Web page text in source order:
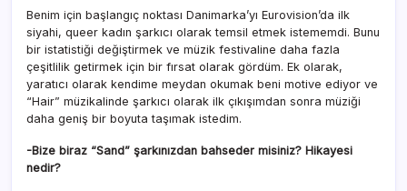
Benim için başlangıç noktası Danimarka’yı Eurovision’da ilk
siyahi, queer kadın şarkıcı olarak temsil etmek istememdi. Bunu
bir istatistiği değiştirmek ve müzik festivaline daha fazla
çeşitlilik getirmek için bir fırsat olarak gördüm. Ek olarak,
yaratıcı olarak kendime meydan okumak beni motive ediyor ve
“Hair” müzikalinde şarkıcı olarak ilk çıkışımdan sonra müziği
daha geniş bir boyuta taşımak istedim.
-Bize biraz “Sand” şarkınızdan bahseder misiniz? Hikayesi
nedir?